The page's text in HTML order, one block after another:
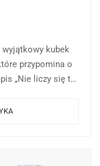
wyjątkowy kubek
przypomina o
„Nie liczy się to,